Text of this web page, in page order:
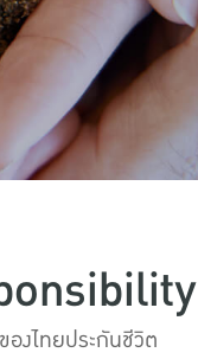
งไทยประกันชีวิต